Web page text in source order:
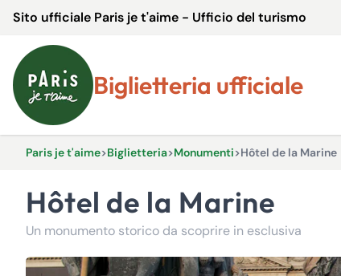
Sito ufficiale Paris je t'aime - Ufficio del turismo
Biglietteria ufficiale
Paris je t'aime>Biglietteria>Monumenti>Hôtel de la Marine
Hôtel de la Marine
Un monumento storico da scoprire in esclusiva